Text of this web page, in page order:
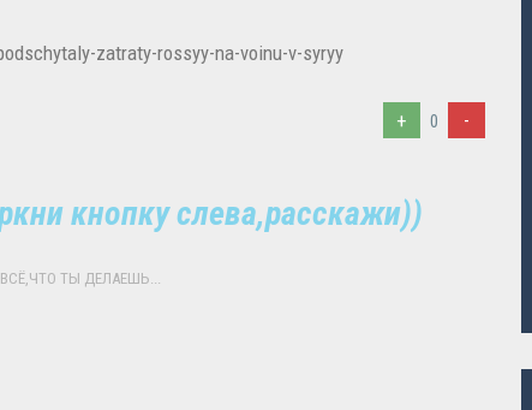
zatraty-rossyy-na-voinu-v-syryy
+ 0 -
кнопку слева,расскажи))
ТЫ ДЕЛАЕШЬ...